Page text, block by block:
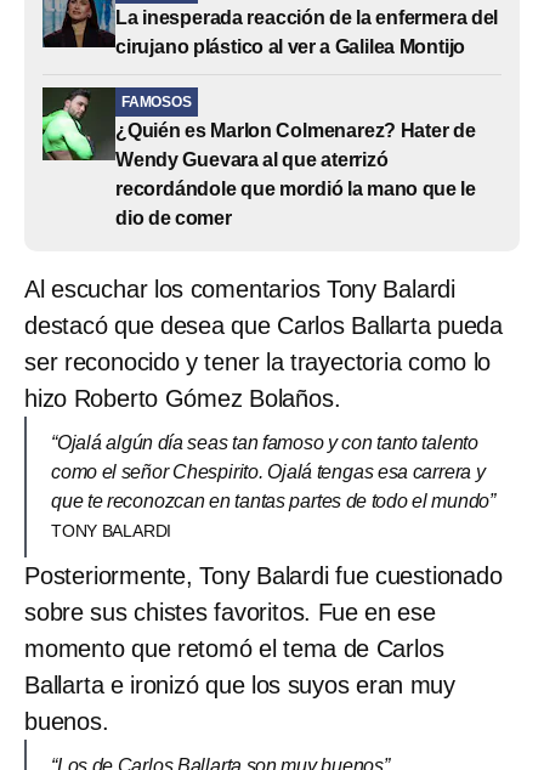
La inesperada reacción de la enfermera del
cirujano plástico al ver a Galilea Montijo
FAMOSOS
¿Quién es Marlon Colmenarez? Hater de
Wendy Guevara al que aterrizó
recordándole que mordió la mano que le
dio de comer
Al escuchar los comentarios Tony Balardi
destacó que desea que Carlos Ballarta pueda
ser reconocido y tener la trayectoria como lo
hizo Roberto Gómez Bolaños.
“Ojalá algún día seas tan famoso y con tanto talento
como el señor Chespirito. Ojalá tengas esa carrera y
que te reconozcan en tantas partes de todo el mundo”
TONY BALARDI
Posteriormente, Tony Balardi fue cuestionado
sobre sus chistes favoritos. Fue en ese
momento que retomó el tema de Carlos
Ballarta e ironizó que los suyos eran muy
buenos.
“Los de Carlos Ballarta son muy buenos”